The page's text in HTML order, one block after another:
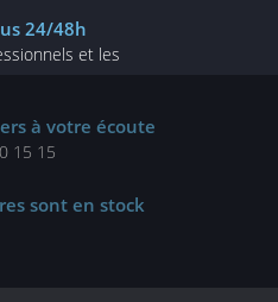
24/48h
et les
à votre écoute
15 15
sont en stock